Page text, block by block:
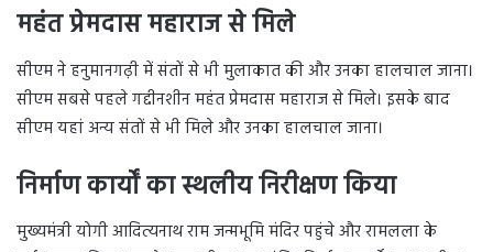
महंत प्रेमदास महाराज से मिले
सीएम ने हनुमानगढ़ी में संतों से भी मुलाकात की और उनका हालचाल जाना।
सीएम सबसे पहले गद्दीनशीन महंत प्रेमदास महाराज से मिले। इसके बाद
सीएम यहां अन्य संतों से भी मिले और उनका हालचाल जाना।
निर्माण कार्यों का स्थलीय निरीक्षण किया
मुख्यमंत्री योगी आदित्यनाथ राम जन्मभूमि मंदिर पहुंचे और रामलला के